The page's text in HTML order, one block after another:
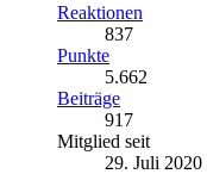
Reaktionen
837
Punkte
5.662
Beiträge
917
Mitglied seit
29. Juli 2020